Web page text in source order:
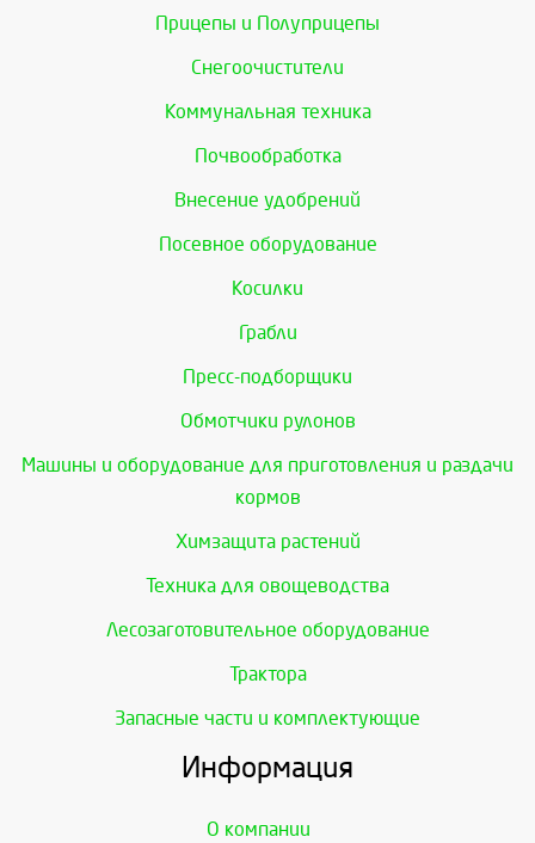
Прицепы и Полуприцепы
Снегоочистители
Коммунальная техника
Почвообработка
Внесение удобрений
Посевное оборудование
Косилки
Грабли
Пресс-подборщики
Обмотчики рулонов
Машины и оборудование для приготовления и раздачи
кормов
Химзащита растений
Техника для овощеводства
Лесозаготовительное оборудование
Трактора
Запасные части и комплектующие
Информация
О компании